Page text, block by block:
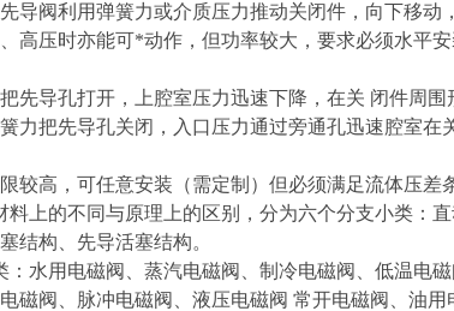
导阀利用弹簧力或介质压力推动关闭件，向下移动
高压时亦能可*动作，但功率较大，要求必须水平安
先导孔打开，上腔室压力迅速下降，在关 闭件周
力把先导孔关闭，入口压力通过旁通孔迅速腔室
较高，可任意安装（需定制）但必须满足流体压差
料上的不同与原理上的区别，分为六个分支小类：
结构、先导活塞结构。
：水用电磁阀、蒸汽电磁阀、制冷电磁阀、低温电
磁阀、脉冲电磁阀、液压电磁阀 常开电磁阀、油